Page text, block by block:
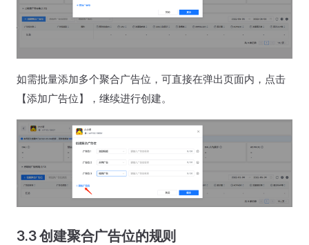
如需批量添加多个聚合广告位，可直接在弹出页面内，点击
【添加广告位】，继续进行创建。
3.3 创建聚合广告位的规则